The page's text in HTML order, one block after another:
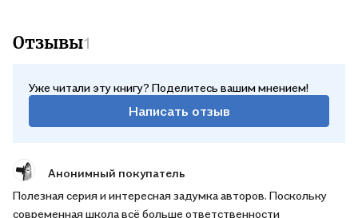
Отзывы1
Уже читали эту книгу? Поделитесь вашим мнением!
Написать отзыв
Анонимный покупатель
Полезная серия и интересная задумка авторов. Поскольку
современная школа всё больше ответственности